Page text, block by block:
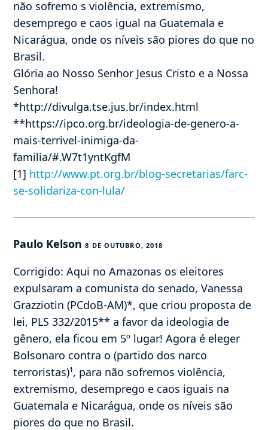
não sofremo s violência, extremismo,
desemprego e caos igual na Guatemala e
Nicarágua, onde os níveis são piores do que no
Brasil.
Glória ao Nosso Senhor Jesus Cristo e a Nossa
Senhora!
*http://divulga.tse.jus.br/index.html
**https://ipco.org.br/ideologia-de-genero-a-
mais-terrivel-inimiga-da-
familia/#.W7t1yntKgfM
[1] http://www.pt.org.br/blog-secretarias/farc-
se-solidariza-con-lula/
Paulo Kelson8 DE OUTUBRO, 2018
Corrigido: Aqui no Amazonas os eleitores
expulsaram a comunista do senado, Vanessa
Grazziotin (PCdoB-AM)*, que criou proposta de
lei, PLS 332/2015** a favor da ideologia de
gênero, ela ficou em 5º lugar! Agora é eleger
Bolsonaro contra o (partido dos narco
terroristas)¹, para não sofremos violência,
extremismo, desemprego e caos iguais na
Guatemala e Nicarágua, onde os níveis são
piores do que no Brasil.